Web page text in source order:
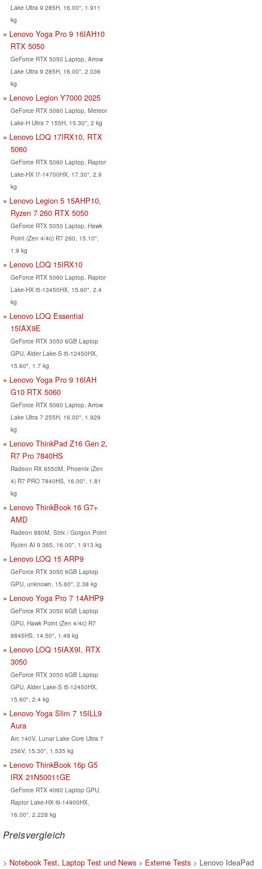
Lake Ultra 9 285H, 16.00", 1.911
kg
Lenovo Yoga Pro 9 16IAH10
RTX 5050
GeForce RTX 5050 Laptop, Arrow
Lake Ultra 9 285H, 16.00", 2.036
kg
Lenovo Legion Y7000 2025
GeForce RTX 5060 Laptop, Meteor
Lake-H Ultra 7 155H, 15.30", 2 kg
Lenovo LOQ 17IRX10, RTX
5060
GeForce RTX 5060 Laptop, Raptor
Lake-HX i7-14700HX, 17.30", 2.9
kg
Lenovo Legion 5 15AHP10,
Ryzen 7 260 RTX 5050
GeForce RTX 5050 Laptop, Hawk
Point (Zen 4/4c) R7 260, 15.10",
1.9 kg
Lenovo LOQ 15IRX10
GeForce RTX 5060 Laptop, Raptor
Lake-HX i5-13450HX, 15.60", 2.4
kg
Lenovo LOQ Essential
15IAX9E
GeForce RTX 3050 6GB Laptop
GPU, Alder Lake-S i5-12450HX,
15.60", 1.7 kg
Lenovo Yoga Pro 9 16IAH
G10 RTX 5060
GeForce RTX 5060 Laptop, Arrow
Lake Ultra 7 255H, 16.00", 1.929
kg
Lenovo ThinkPad Z16 Gen 2,
R7 Pro 7840HS
Radeon RX 6550M, Phoenix (Zen
4) R7 PRO 7840HS, 16.00", 1.81
kg
Lenovo ThinkBook 16 G7+
AMD
Radeon 880M, Strix / Gorgon Point
Ryzen AI 9 365, 16.00", 1.913 kg
Lenovo LOQ 15 ARP9
GeForce RTX 3050 6GB Laptop
GPU, unknown, 15.60", 2.38 kg
Lenovo Yoga Pro 7 14AHP9
GeForce RTX 3050 6GB Laptop
GPU, Hawk Point (Zen 4/4c) R7
8845HS, 14.50", 1.49 kg
Lenovo LOQ 15IAX9I, RTX
3050
GeForce RTX 3050 6GB Laptop
GPU, Alder Lake-S i5-12450HX,
15.60", 2.4 kg
Lenovo Yoga Slim 7 15ILL9
Aura
Arc 140V, Lunar Lake Core Ultra 7
256V, 15.30", 1.535 kg
Lenovo ThinkBook 16p G5
IRX 21N50011GE
GeForce RTX 4060 Laptop GPU,
Raptor Lake-HX i9-14900HX,
16.00", 2.228 kg
Preisvergleich
> Notebook Test, Laptop Test und News> Externe Tests> Lenovo IdeaPad